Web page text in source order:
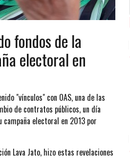
fondos de la
electoral en
"vínculos" con OAS, una de las
de contratos públicos, un día
electoral en 2013 por
Lava Jato, hizo estas revelaciones